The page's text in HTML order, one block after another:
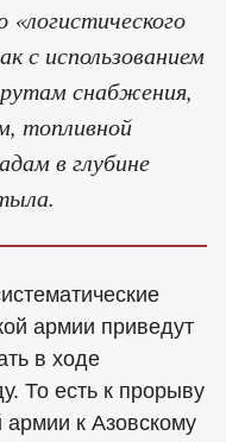
с использованием
снабжения,
топливной
в глубине
армии приведут
в ходе
То есть к прорыву
к Азовскому